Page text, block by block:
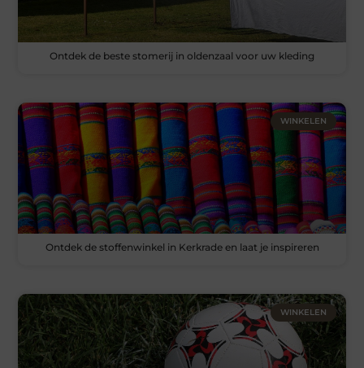
Ontdek de beste stomerij in oldenzaal voor uw kleding
WINKELEN
Ontdek de stoffenwinkel in Kerkrade en laat je inspireren
WINKELEN